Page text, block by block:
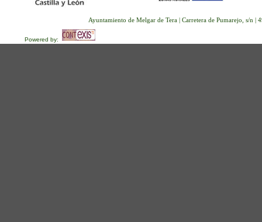
Ayuntamiento de Melgar de Tera | Carretera de Pumarejo, s/n
Powered by: